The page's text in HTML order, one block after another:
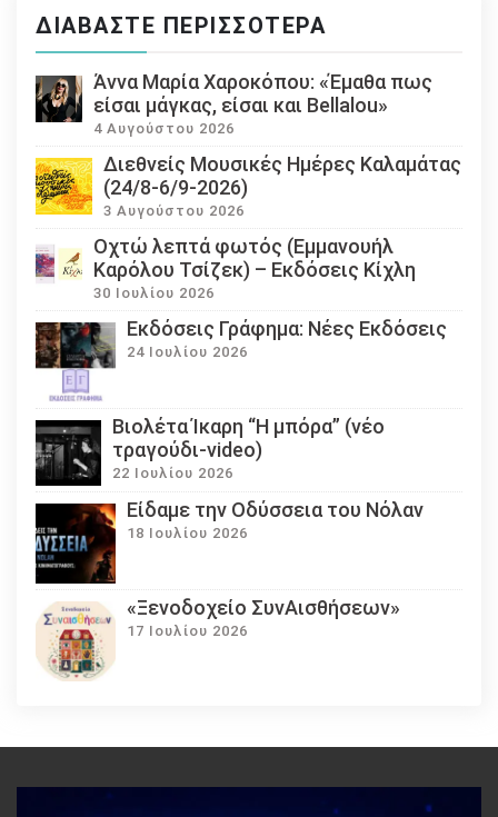
ΔΙΑΒΆΣΤΕ ΠΕΡΙΣΣΌΤΕΡΑ
Άννα Μαρία Χαροκόπου: «Έμαθα πως
είσαι μάγκας, είσαι και Bellalou»
4 Αυγούστου 2026
Διεθνείς Μουσικές Ημέρες Καλαμάτας
(24/8-6/9-2026)
3 Αυγούστου 2026
Οχτώ λεπτά φωτός (Εμμανουήλ
Καρόλου Τσίζεκ) – Εκδόσεις Κίχλη
30 Ιουλίου 2026
Εκδόσεις Γράφημα: Νέες Εκδόσεις
24 Ιουλίου 2026
Βιολέτα Ίκαρη “Η μπόρα” (νέο
τραγούδι-video)
22 Ιουλίου 2026
Eίδαμε την Οδύσσεια του Νόλαν
18 Ιουλίου 2026
«Ξενοδοχείο ΣυνΑισθήσεων»
17 Ιουλίου 2026